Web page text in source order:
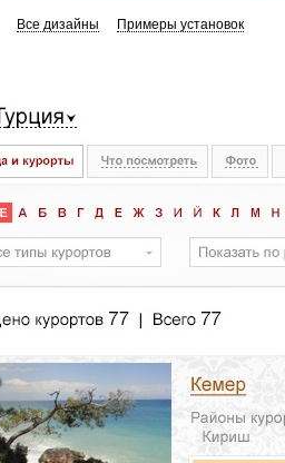
Все дизайны Примеры установок